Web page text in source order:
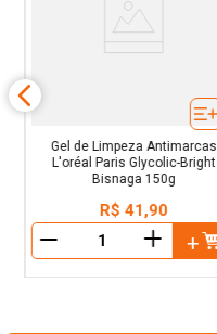
Gel de Limpeza Antimarcas
L'oréal Paris Glycolic-Bright
Bisnaga 150g
R$ 41,90
＋